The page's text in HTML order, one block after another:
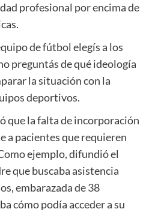
profesional por encima de
de fútbol elegís a los
preguntás de qué ideología
la situación con la
deportivos.
que la falta de incorporación
a pacientes que requieren
ejemplo, difundió el
que buscaba asistencia
embarazada de 38
cómo podía acceder a su